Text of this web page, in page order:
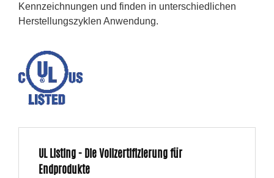
Kennzeichnungen und finden in unterschiedlichen
Herstellungszyklen Anwendung.
UL Listing - Die Vollzertifizierung für
Endprodukte